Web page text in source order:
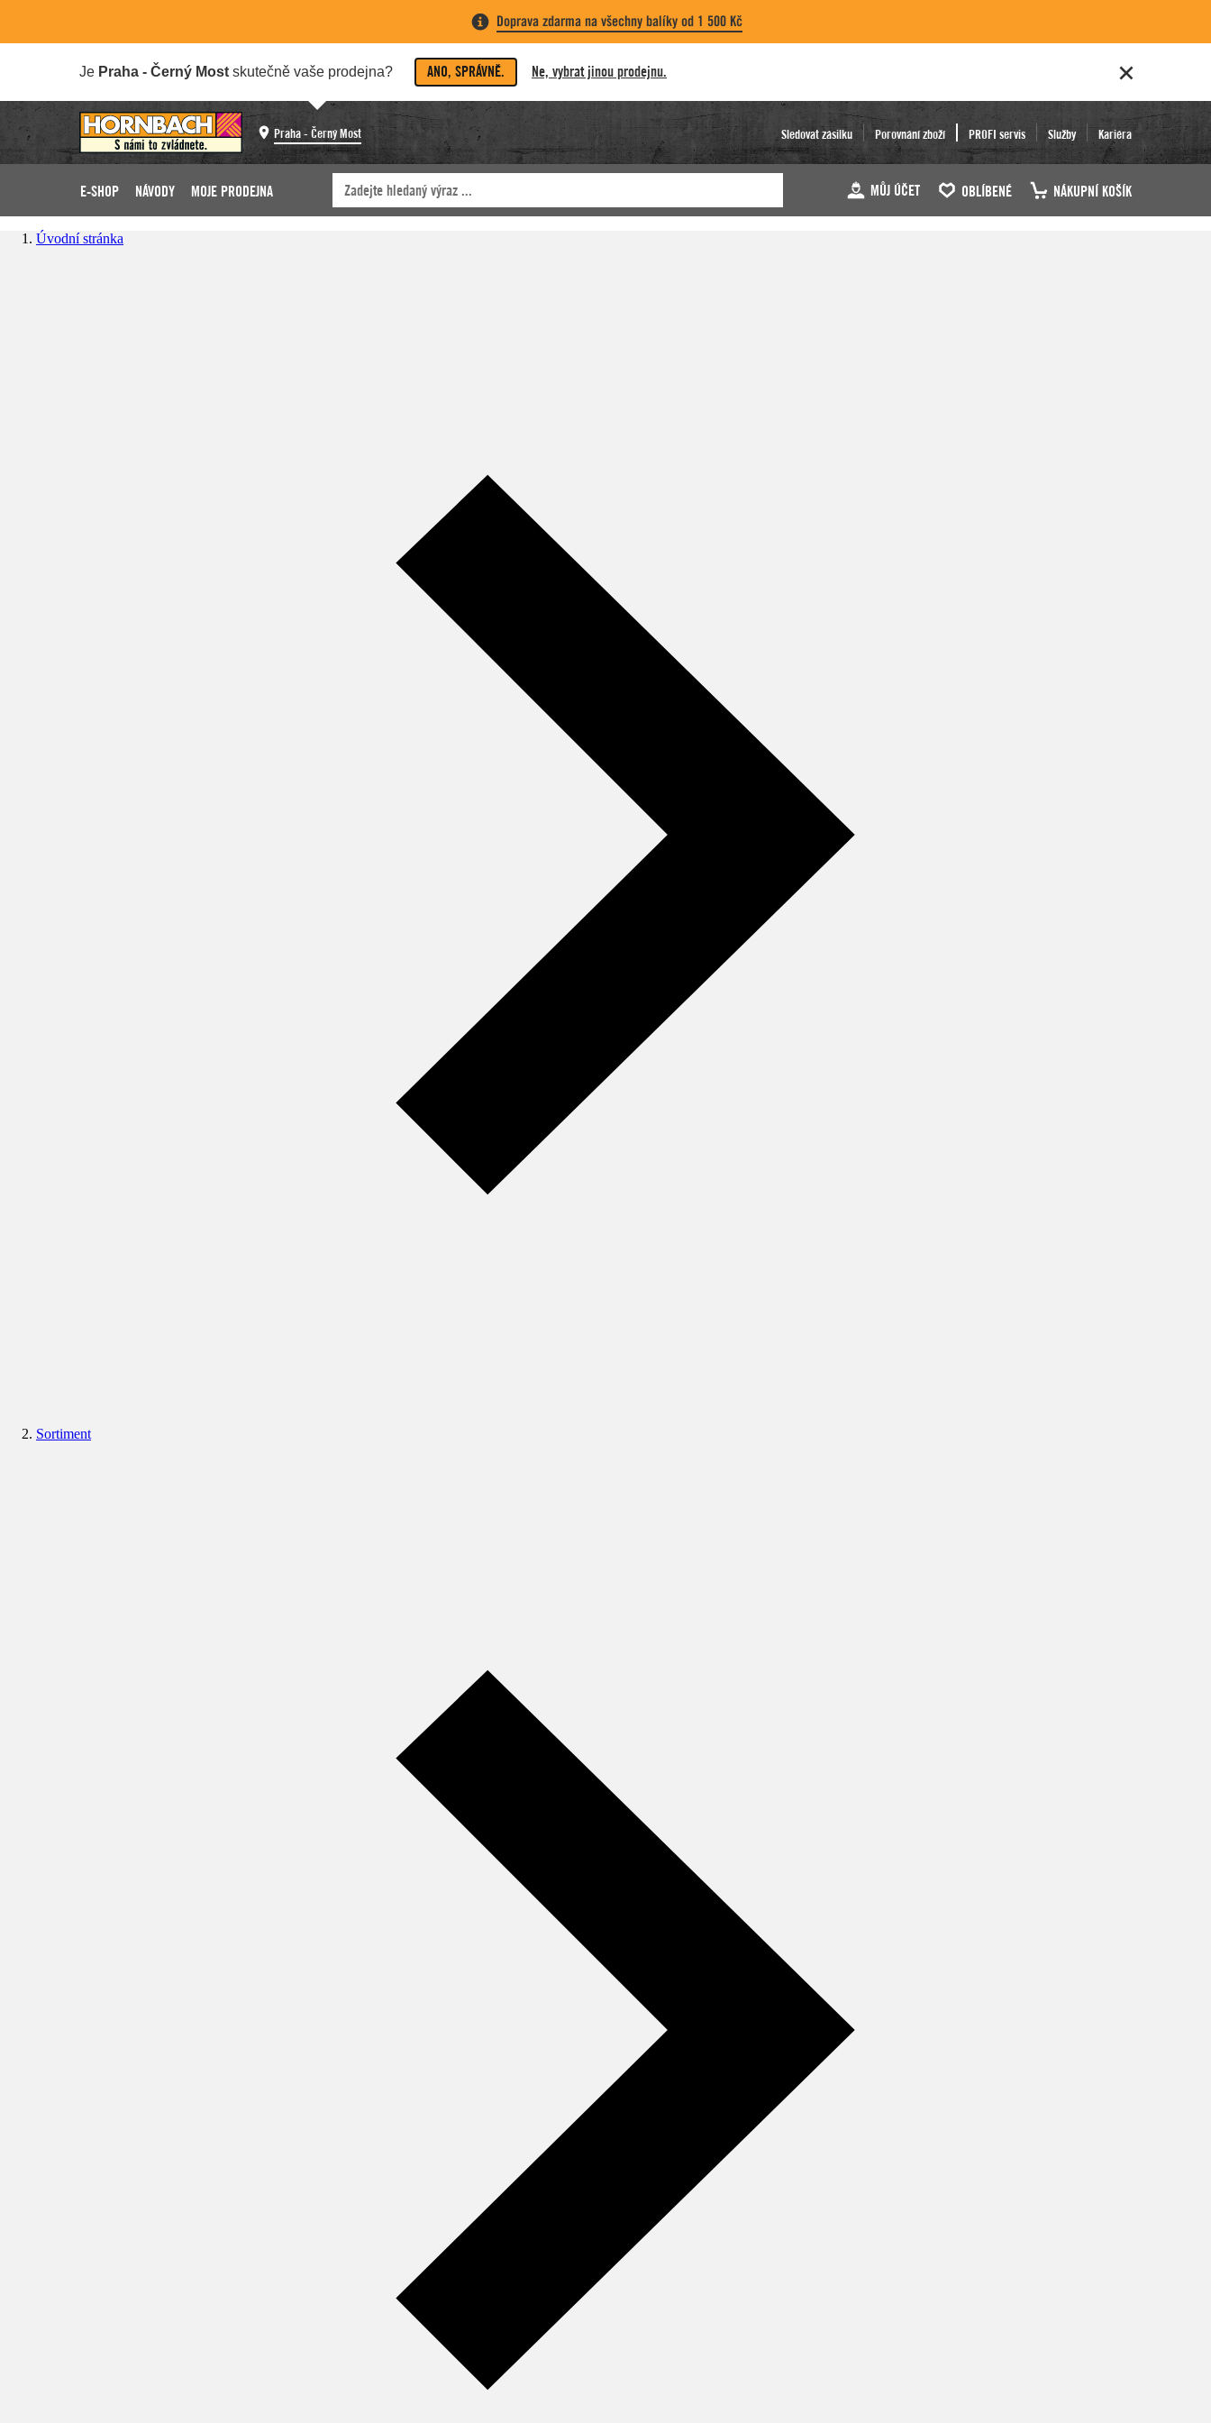
Doprava zdarma na všechny balíky od 1 500 Kč
Je Praha - Černý Most skutečně vaše prodejna? ANO, SPRÁVNĚ. Ne, vybrat jinou prodejnu.
Praha - Černý Most Sledovat zásilku Porovnání zboží PROFI servis Služby Kariéra
E-SHOP NÁVODY MOJE PRODEJNA MŮJ ÚČET OBLÍBENÉ NÁKUPNÍ KOŠÍK
Úvodní stránka
Sortiment